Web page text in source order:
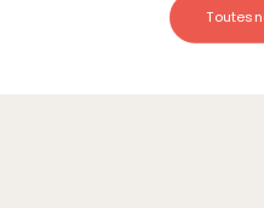
Toutes